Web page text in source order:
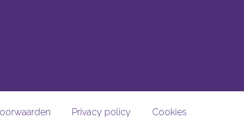
Privacy policy Cookies